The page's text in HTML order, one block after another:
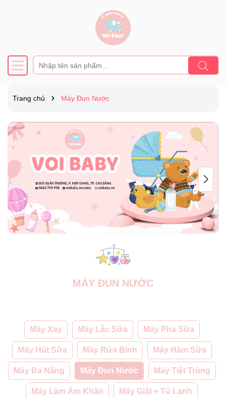
Trang chủ Máy Đun Nước
MÁY ĐUN NƯỚC
Máy Xay Máy Lắc Sữa Máy Pha Sữa
Máy Hút Sữa Máy Rửa Bình Máy Hâm Sữa
Máy Đa Năng Máy Đun Nước Máy Tiệt Trùng
Máy Làm Ấm Khăn Máy Giặt + Tủ Lạnh